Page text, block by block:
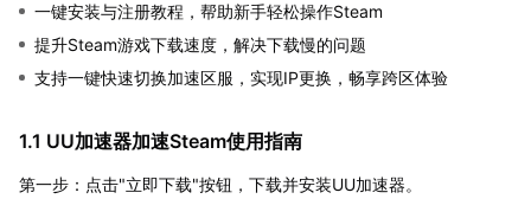
一键安装与注册教程，帮助新手轻松操作Steam
提升Steam游戏下载速度，解决下载慢的问题
支持一键快速切换加速区服，实现IP更换，畅享跨区体验
1.1 UU加速器加速Steam使用指南
第一步：点击"立即下载"按钮，下载并安装UU加速器。